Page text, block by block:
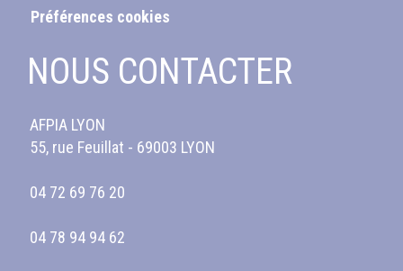
Préférences cookies
NOUS CONTACTER
AFPIA LYON
55, rue Feuillat - 69003 LYON
04 72 69 76 20
04 78 94 94 62